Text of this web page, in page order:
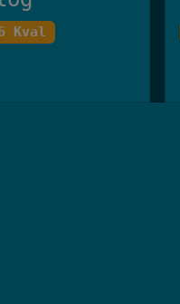
Kval